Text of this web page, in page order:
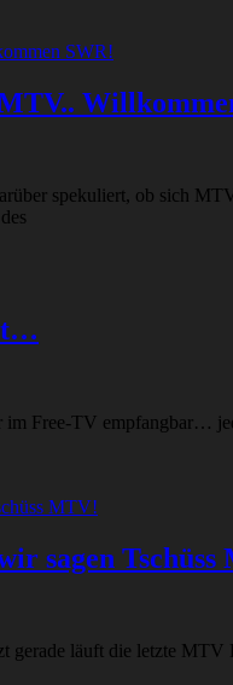
spekuliert, ob sich
im Free-TV empfangbar…
sagen Tschüss
gerade läuft die letzte